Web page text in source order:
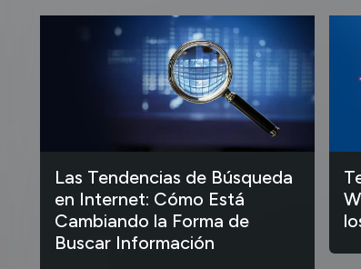
Las Tendencias de Búsqueda
en Internet: Cómo Está
Cambiando la Forma de
Buscar Información